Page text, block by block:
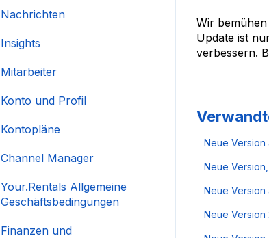
Wir
Update ist
verbessern.
Neue Version
Neue
Neue Version
Neue Version
Nachrichten
Insights
Mitarbeiter
Konto und Profil
Kontopläne
Channel Manager
Your.Rentals Allgemeine
Geschäftsbedingungen
Finanzen und